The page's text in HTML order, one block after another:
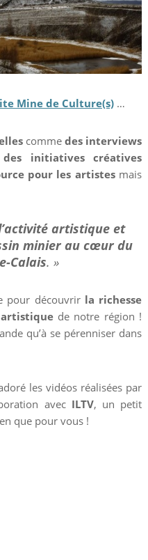
Mine de Culture(s)…
commedes interviews
initiatives créatives
pour les artistesmais
artistique et
minier au cœur du
Calais. »
pour découvrir la richesse
de notre région !
qu’à se pérenniser dans
les vidéos réalisées par
avecILTV, un petit
que pour vous !